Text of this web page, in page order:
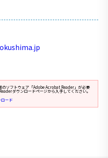
のソフトウェア「Adobe Acrobat Reader」が必要
ダウンロードページから入手してください。
ード